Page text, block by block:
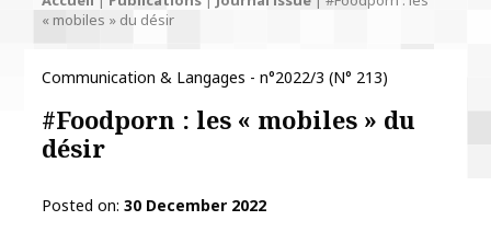
« mobiles » du désir
Communication & Langages - n°2022/3 (N° 213)
#Foodporn : les « mobiles » du
désir
Posted on 30 December 2022